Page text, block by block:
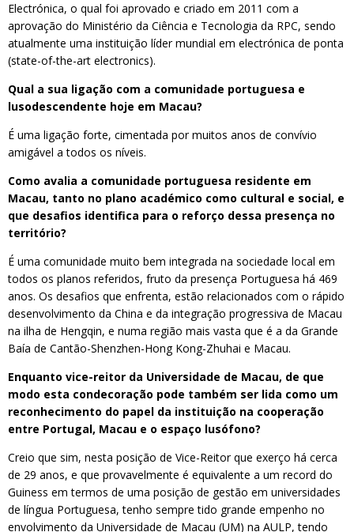
Electrónica, o qual foi aprovado e criado em 2011 com a
aprovação do Ministério da Ciência e Tecnologia da RPC, sendo
atualmente uma instituição líder mundial em electrónica de ponta
(state-of-the-art electronics).
Qual a sua ligação com a comunidade portuguesa e
lusodescendente hoje em Macau?
É uma ligação forte, cimentada por muitos anos de convívio
amigável a todos os níveis.
Como avalia a comunidade portuguesa residente em
Macau, tanto no plano académico como cultural e social, e
que desafios identifica para o reforço dessa presença no
território?
É uma comunidade muito bem integrada na sociedade local em
todos os planos referidos, fruto da presença Portuguesa há 469
anos. Os desafios que enfrenta, estão relacionados com o rápido
desenvolvimento da China e da integração progressiva de Macau
na ilha de Hengqin, e numa região mais vasta que é a da Grande
Baía de Cantão-Shenzhen-Hong Kong-Zhuhai e Macau.
Enquanto vice-reitor da Universidade de Macau, de que
modo esta condecoração pode também ser lida como um
reconhecimento do papel da instituição na cooperação
entre Portugal, Macau e o espaço lusófono?
Creio que sim, nesta posição de Vice-Reitor que exerço há cerca
de 29 anos, e que provavelmente é equivalente a um record do
Guiness em termos de uma posição de gestão em universidades
de língua Portuguesa, tenho sempre tido grande empenho no
envolvimento da Universidade de Macau (UM) na AULP, tendo